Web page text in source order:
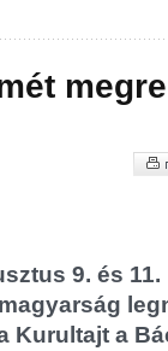
9. és
Kurultajt a